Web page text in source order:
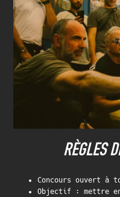
RÈGLES
Concours ouvert à
Objectif : mettre